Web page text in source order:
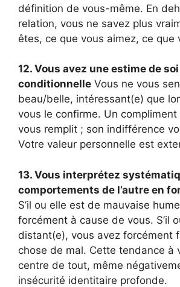
définition de vous-même. En
relation, vous ne savez plus
êtes, ce que vous aimez, ce que
12. Vous avez une estime de soi
conditionnelle Vous ne vous
beau/belle, intéressant(e) que
vous le confirme. Un
vous remplit ; son indifférence
Votre valeur personnelle est
13. Vous interprétez
comportements de l’autre en
S’il ou elle est de mauvaise
forcément à cause de vous. S’il
distant(e), vous avez forcément
chose de mal. Cette tendance à
centre de tout, même
insécurité identitaire profonde.